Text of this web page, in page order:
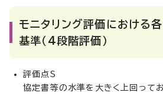
モニタリング評価における
基準（4段階評価）
評価点S
協定書等の水準を大きく上回ってお